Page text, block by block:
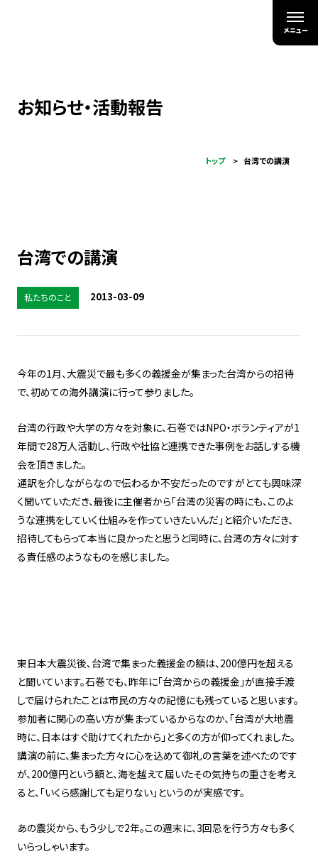
お知らせ・活動報告
トップ 台湾での講演
台湾での講演
私たちのこと 2013-03-09
今年の1月、大震災で最も多くの義援金が集まった台湾からの招待
で、初めての海外講演に行って参りました。
台湾の行政や大学の方々を対象に、石巻ではNPO・ボランティアが1
年間で28万人活動し、行政や社協と連携できた事例をお話しする機
会を頂きました。
通訳を介しながらなので伝わるか不安だったのですがとても興味深
く聞いていただき、最後に主催者から「台湾の災害の時にも、このよ
うな連携をしていく仕組みを作っていきたいんだ」と紹介いただき、
招待してもらって本当に良かったと思うと同時に、台湾の方々に対す
る責任感のようなものを感じました。
東日本大震災後、台湾で集まった義援金の額は、200億円を超える
と聞いています。石巻でも、昨年に「台湾からの義援金」が直接手渡
しで届けられたことは市民の方々の記憶にも残っていると思います。
参加者に関心の高い方が集まっているからなのか、「台湾が大地震
時に、日本はすぐ助けてくれたから」と多くの方が仰ってくれました。
講演の前に、集まった方々に心を込めて御礼の言葉を述べたのです
が、200億円という額と、海を越えて届いたその気持ちの重さを考え
ると、「いくら感謝しても足りない」というのが実感です。
あの震災から、もう少しで2年。この週末に、3回忌を行う方々も多く
いらっしゃいます。